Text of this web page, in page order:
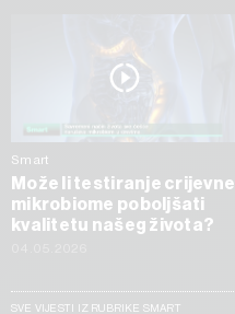
Smart
Može li testiranje crijevne
mikrobiome poboljšati
kvalitetu našeg života?
SVE VIJESTI IZ RUBRIKE SMART